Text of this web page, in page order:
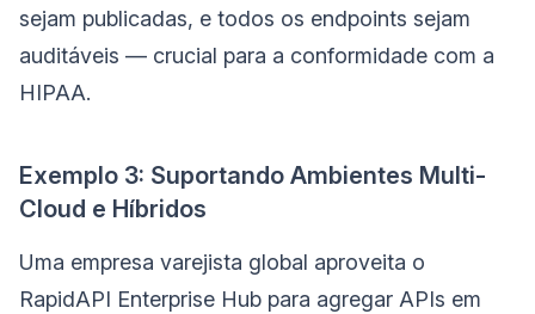
sejam publicadas, e todos os endpoints sejam
auditáveis — crucial para a conformidade com a
HIPAA.
Exemplo 3: Suportando Ambientes Multi-
Cloud e Híbridos
Uma empresa varejista global aproveita o
RapidAPI Enterprise Hub para agregar APIs em